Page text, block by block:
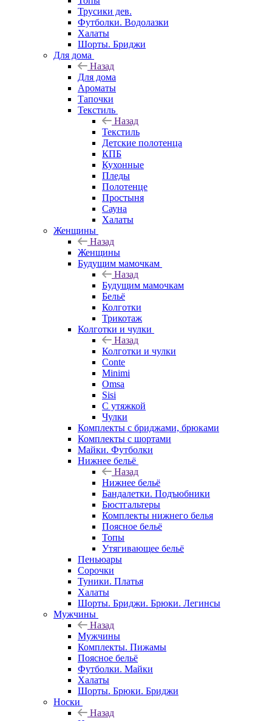
Трусики дев.
Футболки. Водолазки
Халаты
Шорты. Бриджи
Для дома
Назад
Для дома
Ароматы
Тапочки
Текстиль
Назад
Текстиль
Детские полотенца
КПБ
Кухонные
Пледы
Полотенце
Простыня
Сауна
Халаты
Женщины
Назад
Женщины
Будущим мамочкам
Назад
Будущим мамочкам
Бельё
Колготки
Трикотаж
Колготки и чулки
Назад
Колготки и чулки
Conte
Minimi
Omsa
Sisi
С утяжкой
Чулки
Комплекты с бриджами, брюками
Комплекты с шортами
Майки. Футболки
Нижнее бельё
Назад
Нижнее бельё
Бандалетки. Подъюбники
Бюстгальтеры
Комплекты нижнего белья
Поясное бельё
Топы
Утягивающее бельё
Пеньюары
Сорочки
Туники. Платья
Халаты
Шорты. Бриджи. Брюки. Легинсы
Мужчины
Назад
Мужчины
Комплекты. Пижамы
Поясное бельё
Футболки. Майки
Халаты
Шорты. Брюки. Бриджи
Носки
Назад